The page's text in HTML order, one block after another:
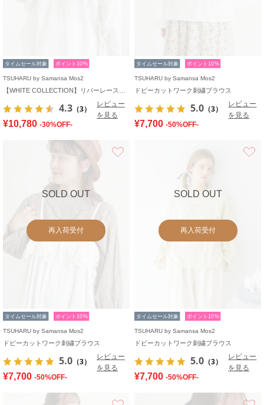
タイムセール対象 ポイント10%
TSUHARU by Samansa Mos2
4.3 （3）
レビュー
を見る
¥10,780 -30%OFF-
タイムセール対象 ポイント10%
TSUHARU by Samansa Mos2
ドビーカットワーク刺繍ブラウス
5.0 （3）
レビュー
を見る
¥7,700 -50%OFF-
SOLD OUT
再入荷受付
タイムセール対象 ポイント10%
TSUHARU by Samansa Mos2
ドビーカットワーク刺繍ブラウス
5.0 （3）
レビュー
を見る
¥7,700 -50%OFF-
SOLD OUT
再入荷受付
タイムセール対象 ポイント10%
TSUHARU by Samansa Mos2
ドビーカットワーク刺繍ブラウス
5.0 （3）
レビュー
を見る
¥7,700 -50%OFF-